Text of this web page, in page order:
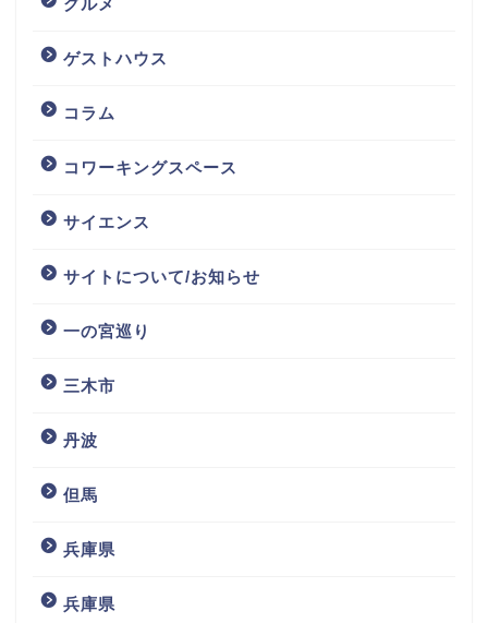
グルメ
ゲストハウス
コラム
コワーキングスペース
サイエンス
サイトについて/お知らせ
一の宮巡り
三木市
丹波
但馬
兵庫県
兵庫県